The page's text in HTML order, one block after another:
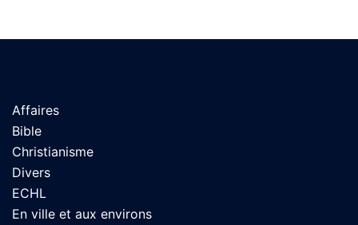
Affaires
Bible
Christianisme
Divers
ECHL
En ville et aux environs